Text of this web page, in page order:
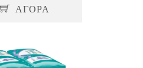
ΑΓΟΡΑ